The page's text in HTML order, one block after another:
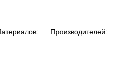
Производителей: